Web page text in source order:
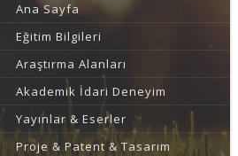
Ana Sayfa
Eğitim Bilgileri
Araştırma Alanları
Akademik İdari Deneyim
Yayınlar & Eserler
Proje & Patent & Tasarım